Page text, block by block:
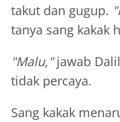
takut dan gugup.
tanya sang kakak
"Malu,"jawab
tidak percaya.
Sang kakak